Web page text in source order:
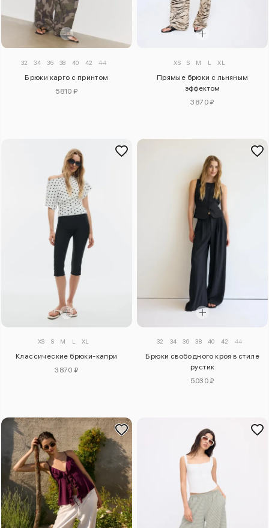
32 34 36 38 40 42 44
Брюки карго с принтом
5810 ₽
XS S M L XL
Прямые брюки с льняным
эффектом
3870 ₽
XS S M L XL
Классические брюки-капри
3870 ₽
32 34 36 38 40 42 44
Брюки свободного кроя в стиле
рустик
5030 ₽